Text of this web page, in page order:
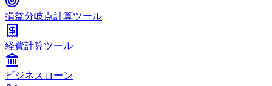
損益分岐点計算ツール
経費計算ツール
ビジネスローン